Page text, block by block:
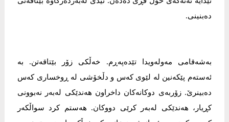
دەبنینی.
بەشەقامی مەولەویدا تێدەپەڕم. خەڵکی زۆر بێتاقەتن. بە
ئەستەم پێکەنین لە لێوی کەس و دڵخۆشی لە ڕوخساری کەس
دەبینرێ. زۆربەی دوکانەکان داخراون هەندێکی لەبەر نەبوونی
کڕیار، هەندێکی لەبەر کرێی دووکان. هەستم کرد سواڵکەر